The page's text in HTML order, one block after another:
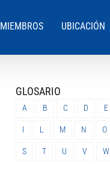
MIEMBROS UBICACIÓN
GLOSARIO
A B C D E
I L M N O
S T U V W